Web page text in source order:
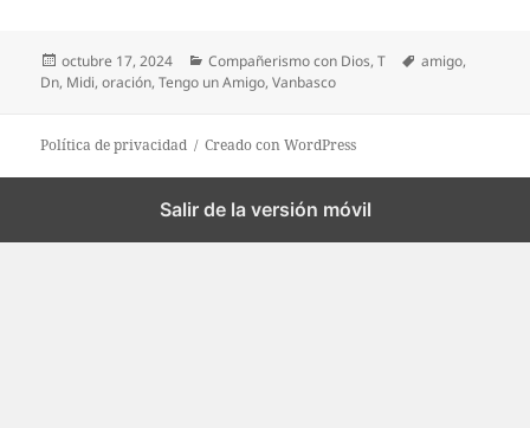
Publicado
el
octubre 17, 2024 Categorías
Compañerismo con Dios,T Etiquetas
amigo,
Dn, Midi,oración,Tengo un Amigo,Vanbasco
Política de privacidad Creado con WordPress
Salir de la versión móvil